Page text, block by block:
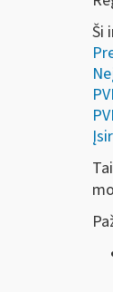
Ši